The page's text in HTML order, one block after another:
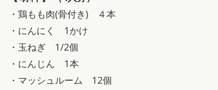
・鶏もも肉(骨付き) ４本
・にんにく 1かけ
・玉ねぎ 1/2個
・にんじん 1本
・マッシュルーム 12個